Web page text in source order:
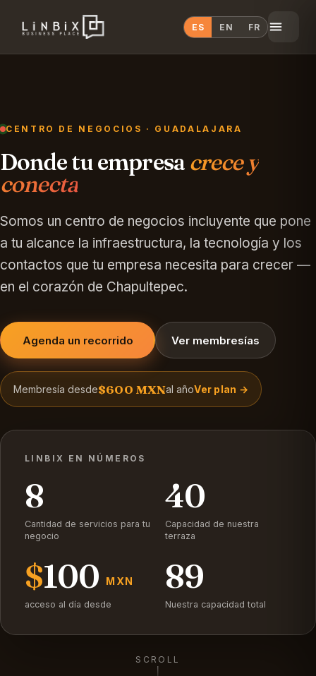
ES EN FR
CENTRO DE NEGOCIOS · GUADALAJARA
Donde tu empresa crece y
conecta
Somos un centro de negocios incluyente que pone
a tu alcance la infraestructura, la tecnología y los
contactos que tu empresa necesita para crecer —
en el corazón de Chapultepec.
Agenda un recorrido Ver membresías
Membresía desde$600 MXNal añoVer plan →
LINBIX EN NÚMEROS
8
Cantidad de servicios para tu
negocio
40
Capacidad de nuestra
terraza
$100 MXN
acceso al día desde
89
Nuestra capacidad total
SCROLL
Habla con Linbix
Te respondemos en segundos